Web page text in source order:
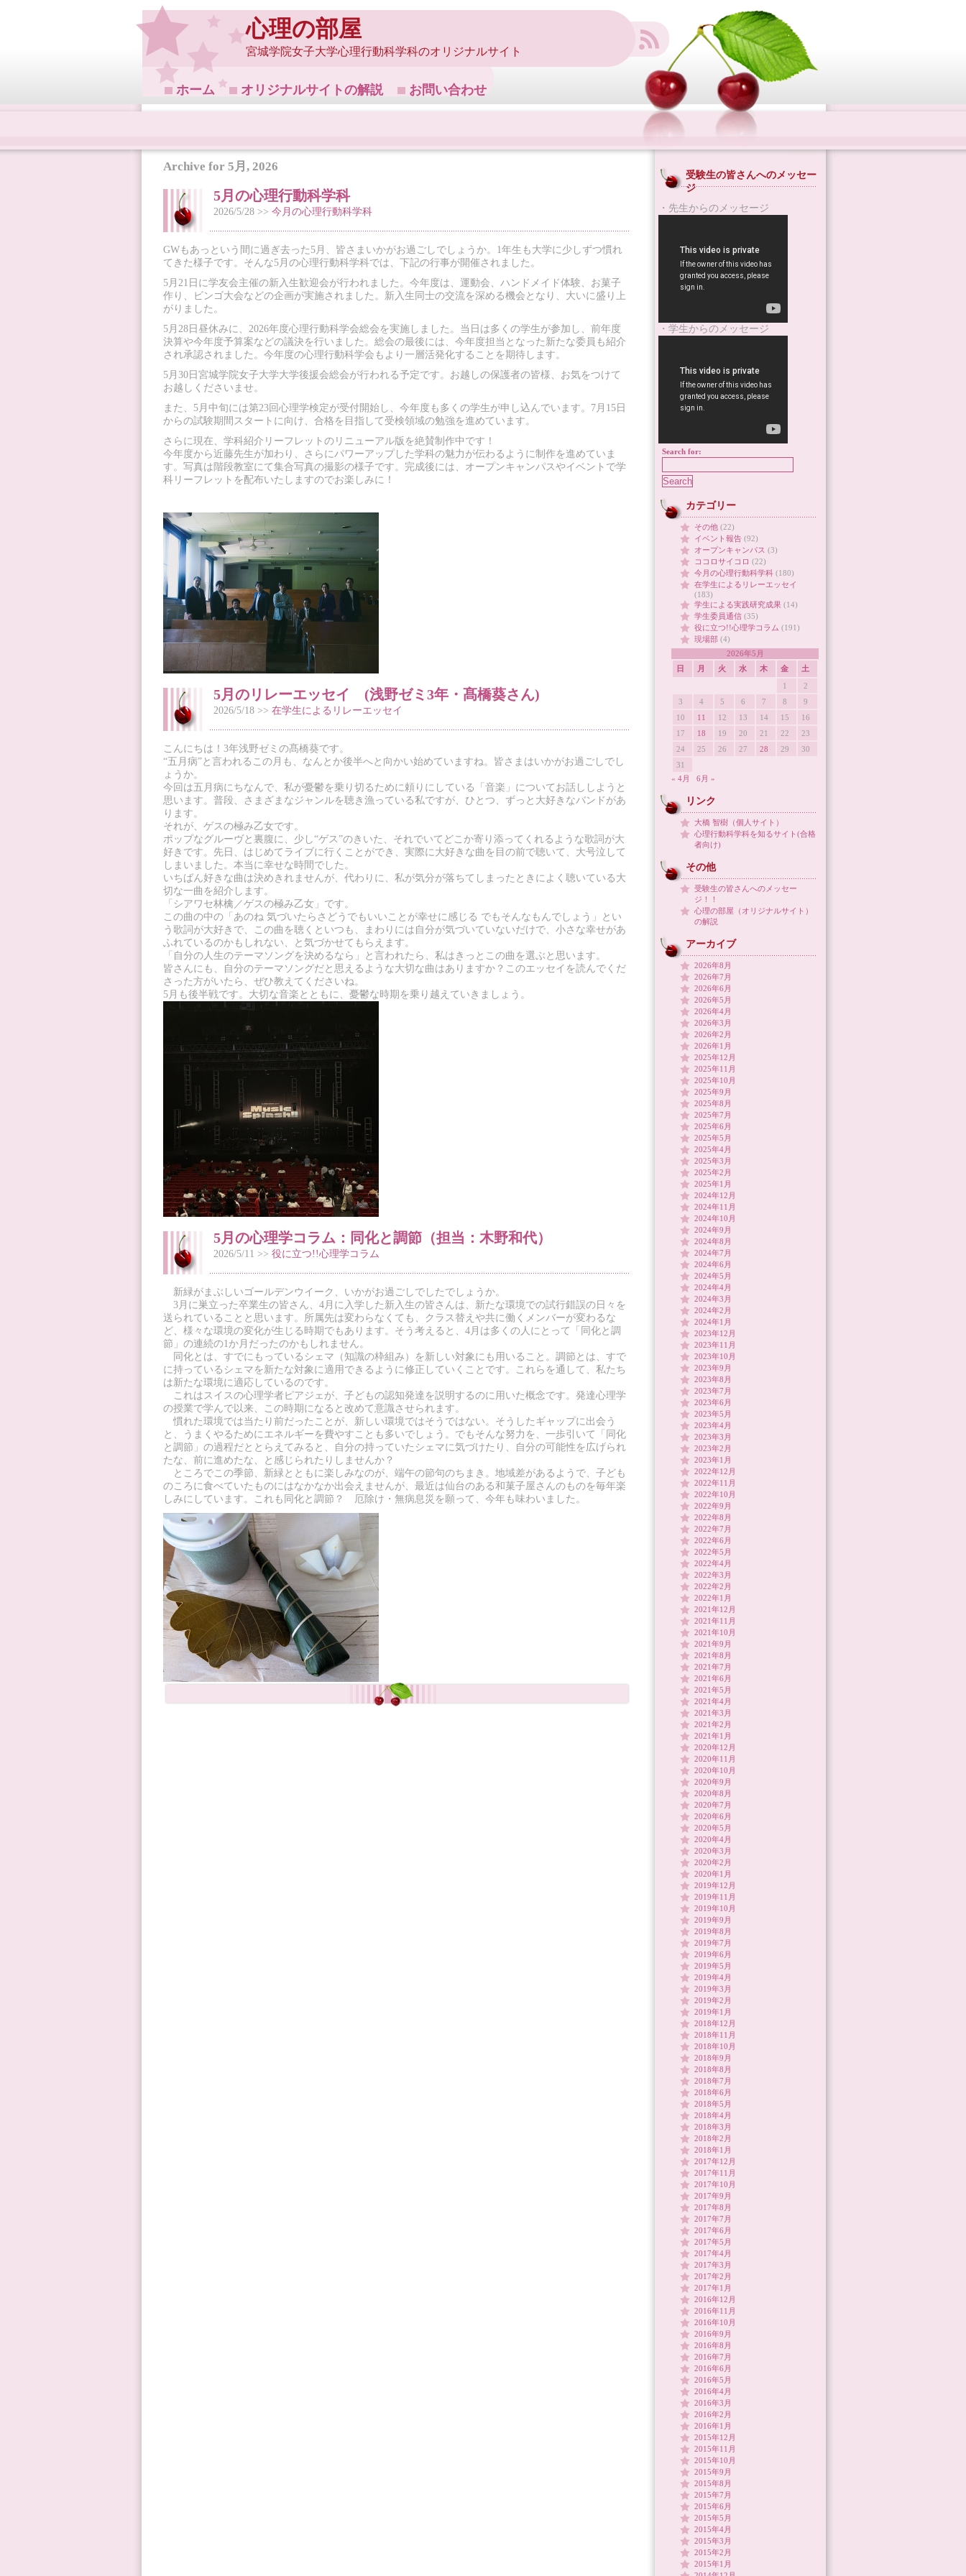
心理の部屋
宮城学院女子大学心理行動科学科のオリジナルサイト
ホーム オリジナルサイトの解説 お問い合わせ
Archive for 5月, 2026
5月の心理行動科学科
2026/5/28 >> 今月の心理行動科学科
GWもあっという間に過ぎ去った5月、皆さまいかがお過ごしでしょうか。1年生も大学に少しずつ慣れ
てきた様子です。そんな5月の心理行動科学科では、下記の行事が開催されました。
5月21日に学友会主催の新入生歓迎会が行われました。今年度は、運動会、ハンドメイド体験、お菓子
作り、ビンゴ大会などの企画が実施されました。新入生同士の交流を深める機会となり、大いに盛り上
がりました。
5月28日昼休みに、2026年度心理行動科学会総会を実施しました。当日は多くの学生が参加し、前年度
決算や今年度予算案などの議決を行いました。総会の最後には、今年度担当となった新たな委員も紹介
され承認されました。今年度の心理行動科学会もより一層活発化することを期待します。
5月30日宮城学院女子大学大学後援会総会が行われる予定です。お越しの保護者の皆様、お気をつけて
お越しくださいませ。
また、5月中旬には第23回心理学検定が受付開始し、今年度も多くの学生が申し込んでいます。7月15日
からの試験期間スタートに向け、合格を目指して受検領域の勉強を進めています。
さらに現在、学科紹介リーフレットのリニューアル版を絶賛制作中です！
今年度から近藤先生が加わり、さらにパワーアップした学科の魅力が伝わるように制作を進めていま
す。写真は階段教室にて集合写真の撮影の様子です。完成後には、オープンキャンパスやイベントで学
科リーフレットを配布いたしますのでお楽しみに！
5月のリレーエッセイ (浅野ゼミ3年・髙橋葵さん)
2026/5/18 >> 在学生によるリレーエッセイ
こんにちは！3年浅野ゼミの髙橋葵です。
“五月病”と言われるこの月も、なんとか後半へと向かい始めていますね。皆さまはいかがお過ごしでし
ょうか。
今回は五月病にちなんで、私が憂鬱を乗り切るために頼りにしている「音楽」についてお話ししようと
思います。普段、さまざまなジャンルを聴き漁っている私ですが、ひとつ、ずっと大好きなバンドがあ
ります。
それが、ゲスの極み乙女です。
ポップなグルーヴと裏腹に、少し“ゲス”のきいた、それでいてどこか寄り添ってくれるような歌詞が大
好きです。先日、はじめてライブに行くことができ、実際に大好きな曲を目の前で聴いて、大号泣して
しまいました。本当に幸せな時間でした。
いちばん好きな曲は決めきれませんが、代わりに、私が気分が落ちてしまったときによく聴いている大
切な一曲を紹介します。
「シアワセ林檎／ゲスの極み乙女」です。
この曲の中の「あのね 気づいたらさどうでもいいことが幸せに感じる でもそんなもんでしょう」とい
う歌詞が大好きで、この曲を聴くといつも、まわりには自分が気づいていないだけで、小さな幸せがあ
ふれているのかもしれない、と気づかせてもらえます。
「自分の人生のテーマソングを決めるなら」と言われたら、私はきっとこの曲を選ぶと思います。
皆さんにも、自分のテーマソングだと思えるような大切な曲はありますか？このエッセイを読んでくだ
さった方がいたら、ぜひ教えてくださいね。
5月も後半戦です。大切な音楽とともに、憂鬱な時期を乗り越えていきましょう。
5月の心理学コラム：同化と調節（担当：木野和代）
2026/5/11 >> 役に立つ!!心理学コラム
新緑がまぶしいゴールデンウイーク、いかがお過ごしでしたでしょうか。
3月に巣立った卒業生の皆さん、4月に入学した新入生の皆さんは、新たな環境での試行錯誤の日々を
送られていることと思います。所属先は変わらなくても、クラス替えや共に働くメンバーが変わるな
ど、様々な環境の変化が生じる時期でもあります。そう考えると、4月は多くの人にとって「同化と調
節」の連続の1か月だったのかもしれません。
同化とは、すでにもっているシェマ（知識の枠組み）を新しい対象にも用いること。調節とは、すで
に持っているシェマを新たな対象に適用できるように修正していくことです。これらを通して、私たち
は新たな環境に適応しているのです。
これはスイスの心理学者ピアジェが、子どもの認知発達を説明するのに用いた概念です。発達心理学
の授業で学んで以来、この時期になると改めて意識させられます。
慣れた環境では当たり前だったことが、新しい環境ではそうではない。そうしたギャップに出会う
と、うまくやるためにエネルギーを費やすことも多いでしょう。でもそんな努力を、一歩引いて「同化
と調節」の過程だととらえてみると、自分の持っていたシェマに気づけたり、自分の可能性を広げられ
たな、前に進めたな、と感じられたりしませんか？
ところでこの季節、新緑とともに楽しみなのが、端午の節句のちまき。地域差があるようで、子ども
のころに食べていたものにはなかなか出会えませんが、最近は仙台のある和菓子屋さんのものを毎年楽
しみにしています。これも同化と調節？ 厄除け・無病息災を願って、今年も味わいました。
受験生の皆さんへのメッセー
ジ
・先生からのメッセージ
・学生からのメッセージ
Search for:
カテゴリー
その他 (22)
イベント報告 (92)
オープンキャンパス (3)
ココロサイコロ (22)
今月の心理行動科学科 (180)
在学生によるリレーエッセイ
(183)
学生による実践研究成果 (14)
学生委員通信 (35)
役に立つ!!心理学コラム (191)
現場部 (4)
2026年5月
日
月 火 水 木 金
土
1
2
3
4 5 6 7 8
9
10
11 12 13 14 15
16
17
18 19 20 21 22
23
24
25 26 27 28 29
30
31
« 4月
6月 »
リンク
大橋 智樹（個人サイト）
心理行動科学科を知るサイト(合格
者向け)
その他
受験生の皆さんへのメッセー
ジ！！
心理の部屋（オリジナルサイト）
の解説
アーカイブ
2026年8月
2026年7月
2026年6月
2026年5月
2026年4月
2026年3月
2026年2月
2026年1月
2025年12月
2025年11月
2025年10月
2025年9月
2025年8月
2025年7月
2025年6月
2025年5月
2025年4月
2025年3月
2025年2月
2025年1月
2024年12月
2024年11月
2024年10月
2024年9月
2024年8月
2024年7月
2024年6月
2024年5月
2024年4月
2024年3月
2024年2月
2024年1月
2023年12月
2023年11月
2023年10月
2023年9月
2023年8月
2023年7月
2023年6月
2023年5月
2023年4月
2023年3月
2023年2月
2023年1月
2022年12月
2022年11月
2022年10月
2022年9月
2022年8月
2022年7月
2022年6月
2022年5月
2022年4月
2022年3月
2022年2月
2022年1月
2021年12月
2021年11月
2021年10月
2021年9月
2021年8月
2021年7月
2021年6月
2021年5月
2021年4月
2021年3月
2021年2月
2021年1月
2020年12月
2020年11月
2020年10月
2020年9月
2020年8月
2020年7月
2020年6月
2020年5月
2020年4月
2020年3月
2020年2月
2020年1月
2019年12月
2019年11月
2019年10月
2019年9月
2019年8月
2019年7月
2019年6月
2019年5月
2019年4月
2019年3月
2019年2月
2019年1月
2018年12月
2018年11月
2018年10月
2018年9月
2018年8月
2018年7月
2018年6月
2018年5月
2018年4月
2018年3月
2018年2月
2018年1月
2017年12月
2017年11月
2017年10月
2017年9月
2017年8月
2017年7月
2017年6月
2017年5月
2017年4月
2017年3月
2017年2月
2017年1月
2016年12月
2016年11月
2016年10月
2016年9月
2016年8月
2016年7月
2016年6月
2016年5月
2016年4月
2016年3月
2016年2月
2016年1月
2015年12月
2015年11月
2015年10月
2015年9月
2015年8月
2015年7月
2015年6月
2015年5月
2015年4月
2015年3月
2015年2月
2015年1月